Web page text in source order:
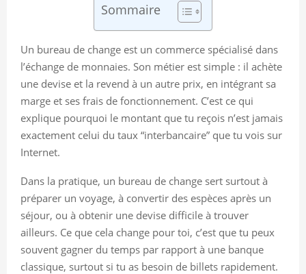
Sommaire
Un bureau de change est un commerce spécialisé dans
l’échange de monnaies. Son métier est simple : il achète
une devise et la revend à un autre prix, en intégrant sa
marge et ses frais de fonctionnement. C’est ce qui
explique pourquoi le montant que tu reçois n’est jamais
exactement celui du taux “interbancaire” que tu vois sur
Internet.
Dans la pratique, un bureau de change sert surtout à
préparer un voyage, à convertir des espèces après un
séjour, ou à obtenir une devise difficile à trouver
ailleurs. Ce que cela change pour toi, c’est que tu peux
souvent gagner du temps par rapport à une banque
classique, surtout si tu as besoin de billets rapidement.